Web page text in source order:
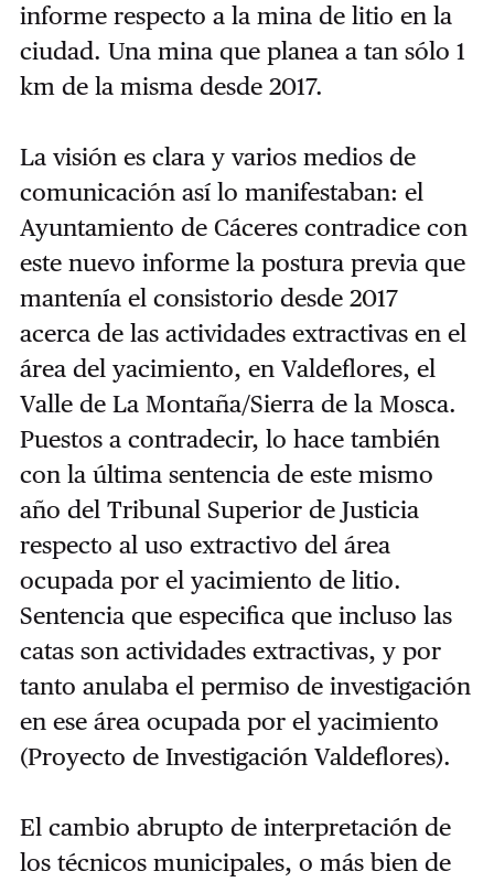
informe respecto a la mina de litio en la
ciudad. Una mina que planea a tan sólo 1
km de la misma desde 2017.
La visión es clara y varios medios de
comunicación así lo manifestaban: el
Ayuntamiento de Cáceres contradice con
este nuevo informe la postura previa que
mantenía el consistorio desde 2017
acerca de las actividades extractivas en el
área del yacimiento, en Valdeflores, el
Valle de La Montaña/Sierra de la Mosca.
Puestos a contradecir, lo hace también
con la última sentencia de este mismo
año del Tribunal Superior de Justicia
respecto al uso extractivo del área
ocupada por el yacimiento de litio.
Sentencia que especifica que incluso las
catas son actividades extractivas, y por
tanto anulaba el permiso de investigación
en ese área ocupada por el yacimiento
(Proyecto de Investigación Valdeflores).
El cambio abrupto de interpretación de
los técnicos municipales, o más bien de